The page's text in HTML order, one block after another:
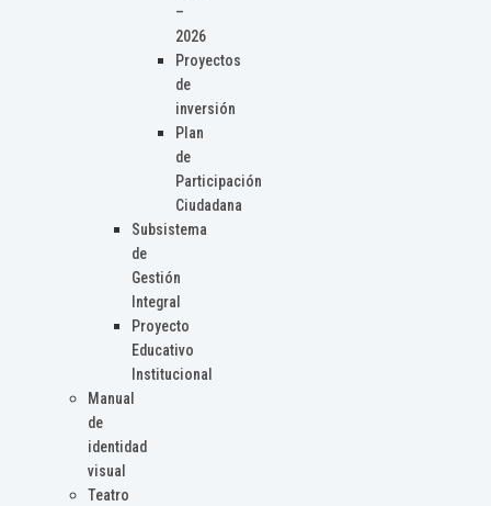
–
2026
Proyectos
de
inversión
Plan
de
Participación
Ciudadana
Subsistema
de
Gestión
Integral
Proyecto
Educativo
Institucional
Manual
de
identidad
visual
Teatro